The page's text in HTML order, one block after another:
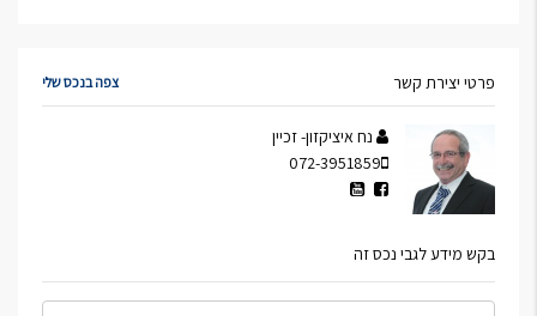
פרטי יצירת קשר צפה בנכס שלי
נח איציקזון- זכיין
072-3951859
בקש מידע לגבי נכס זה